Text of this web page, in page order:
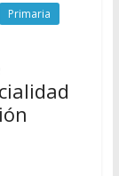
Primaria